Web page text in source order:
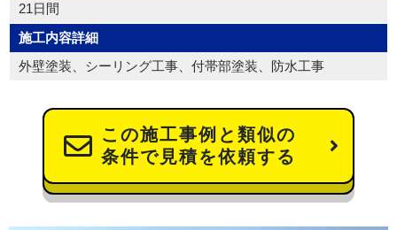
21日間
施工内容詳細
外壁塗装、シーリング工事、付帯部塗装、防水工事
この施工事例と類似の
条件で見積を依頼する